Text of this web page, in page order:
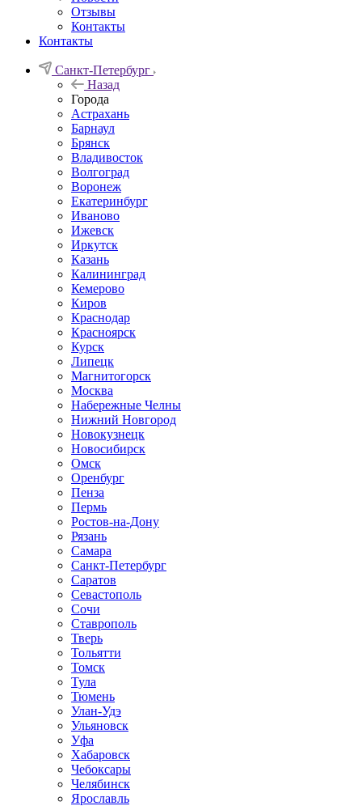
Отзывы
Контакты
Контакты
Санкт-Петербург
Назад
Города
Астрахань
Барнаул
Брянск
Владивосток
Волгоград
Воронеж
Екатеринбург
Иваново
Ижевск
Иркутск
Казань
Калининград
Кемерово
Киров
Краснодар
Красноярск
Курск
Липецк
Магнитогорск
Москва
Набережные Челны
Нижний Новгород
Новокузнецк
Новосибирск
Омск
Оренбург
Пенза
Пермь
Ростов-на-Дону
Рязань
Самара
Санкт-Петербург
Саратов
Севастополь
Сочи
Ставрополь
Тверь
Тольятти
Томск
Тула
Тюмень
Улан-Удэ
Ульяновск
Уфа
Хабаровск
Чебоксары
Челябинск
Ярославль